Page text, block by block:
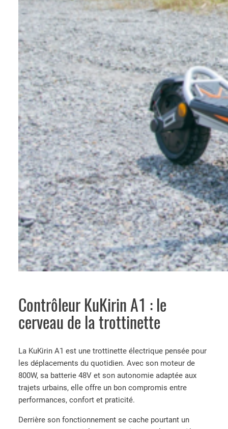
Contrôleur KuKirin A1 : le
cerveau de la trottinette
La KuKirin A1 est une trottinette électrique pensée pour
les déplacements du quotidien. Avec son moteur de
800W, sa batterie 48V et son autonomie adaptée aux
trajets urbains, elle offre un bon compromis entre
performances, confort et praticité.
Derrière son fonctionnement se cache pourtant un